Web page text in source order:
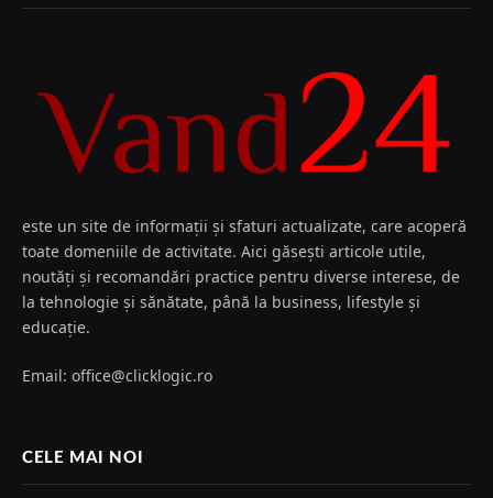
este un site de informații și sfaturi actualizate, care acoperă
toate domeniile de activitate. Aici găsești articole utile,
noutăți și recomandări practice pentru diverse interese, de
la tehnologie și sănătate, până la business, lifestyle și
educație.
Email: office@clicklogic.ro
CELE MAI NOI